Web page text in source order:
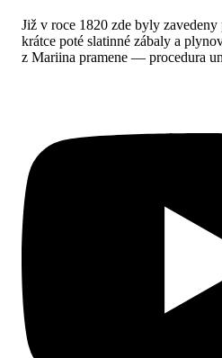
Již v roce 1820 zde byly zavedeny
krátce poté slatinné zábaly a
z Mariina pramene — procedura